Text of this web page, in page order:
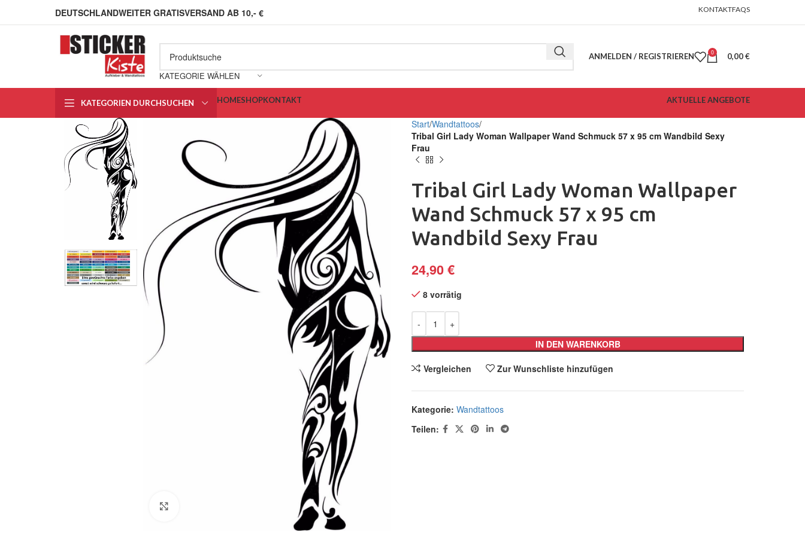
DEUTSCHLANDWEITER GRATISVERSAND AB 10,- € KONTAKTFAQS
KATEGORIE WÄHLEN
ANMELDEN / REGISTRIEREN 0 0,00€
KATEGORIEN DURCHSUCHEN HOMESHOPKONTAKT AKTUELLE ANGEBOTE
Start Wandtattoos
Tribal Girl Lady Woman Wallpaper Wand Schmuck 57 x 95 cm Wandbild Sexy
Frau
Tribal Girl Lady Woman Wallpaper
Wand Schmuck 57 x 95 cm
Wandbild Sexy Frau
24,90€
8 vorrätig
IN DEN WARENKORB
Vergleichen Zur Wunschliste hinzufügen
Kategorie: Wandtattoos
Teilen: